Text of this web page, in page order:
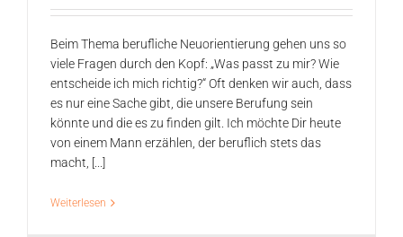
Beim Thema berufliche Neuorientierung gehen uns so
viele Fragen durch den Kopf: „Was passt zu mir? Wie
entscheide ich mich richtig?“ Oft denken wir auch, dass
es nur eine Sache gibt, die unsere Berufung sein
könnte und die es zu finden gilt. Ich möchte Dir heute
von einem Mann erzählen, der beruflich stets das
macht, [...]
Weiterlesen